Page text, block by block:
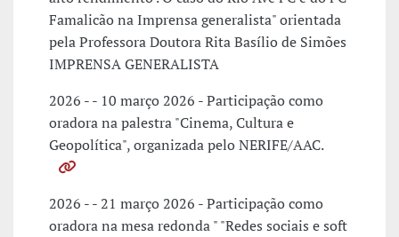
Famalicão na Imprensa generalista" orientada
pela Professora Doutora Rita Basílio de Simões
IMPRENSA GENERALISTA
2026 - - 10 março 2026 - Participação como
oradora na palestra "Cinema, Cultura e
Geopolítica", organizada pelo NERIFE/AAC.
2026 - - 21 março 2026 - Participação como
oradora na mesa redonda " "Redes sociais e soft